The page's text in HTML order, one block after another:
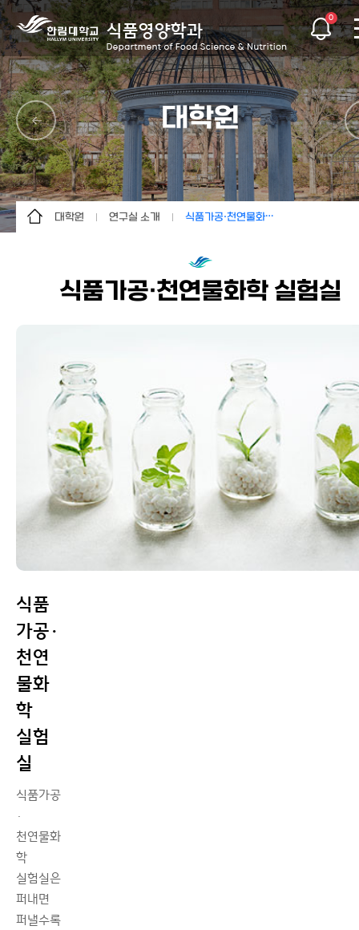
0
대학원
대학원
학과행정
대학원
이용안내
연구실 소개
연구실 소개
식품가공·천연물화학 실험실
식품미생물발효학 연구실
인체영양생리 연구실
식품가공·천연물화학 실험실
식품
가공·
천연
물화
학
실험
실
식품가공
·
천연물화
학
실험실은
퍼내면
퍼낼수록